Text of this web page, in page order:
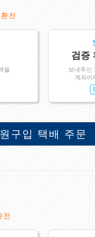
전
을
검증
보내주신
계좌이
원구입 택배 주문
전